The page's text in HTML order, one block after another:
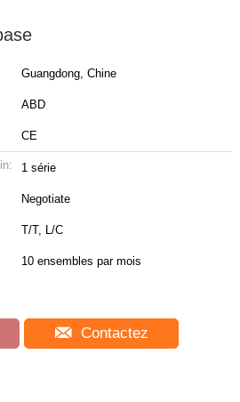
Guangdong, Chine
ABD
CE
1 série
Negotiate
T/T, L/C
10 ensembles par mois
Contactez